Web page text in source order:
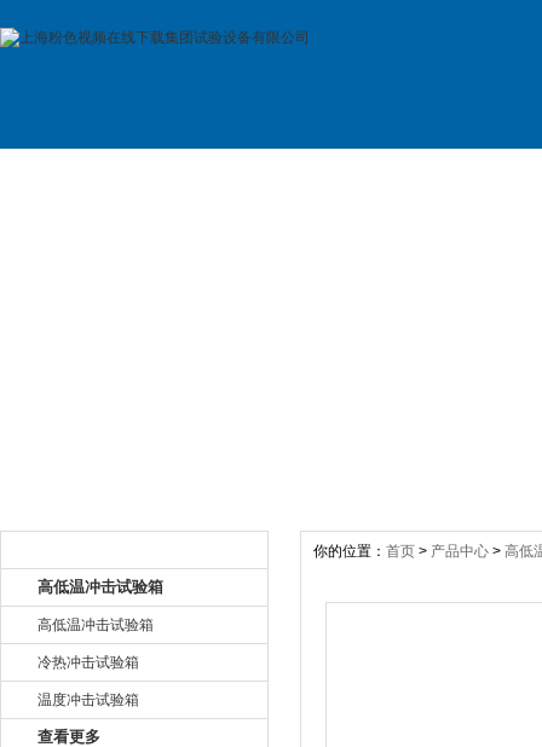
高低温冲击试验箱
高低温冲击试验箱
冷热冲击试验箱
温度冲击试验箱
查看更多
你的位置： 首页 > 产品中心 > 高低